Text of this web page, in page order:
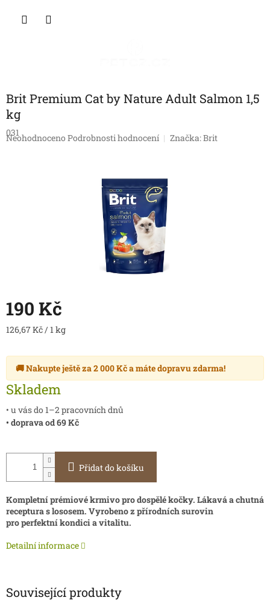
Brit Premium Cat by Nature Adult Salmon 1,5
kg
031
Průměrné
Neohodnoceno Podrobnosti hodnocení Značka:Brit
190 Kč
Měrná
126,67 Kč / 1 kg
🚚 Nakupte ještě za2 000 Kča mátedopravu zdarma!
Skladem
• u vás do 1–2 pracovních dnů
• doprava od 69 Kč
Přidat do košíku
Kompletní prémiové krmivo pro dospělé kočky. Lákavá a chutná
receptura s lososem. Vyrobeno z přírodních surovin
pro perfektní kondici a vitalitu.
Detailní informace
Související produkty